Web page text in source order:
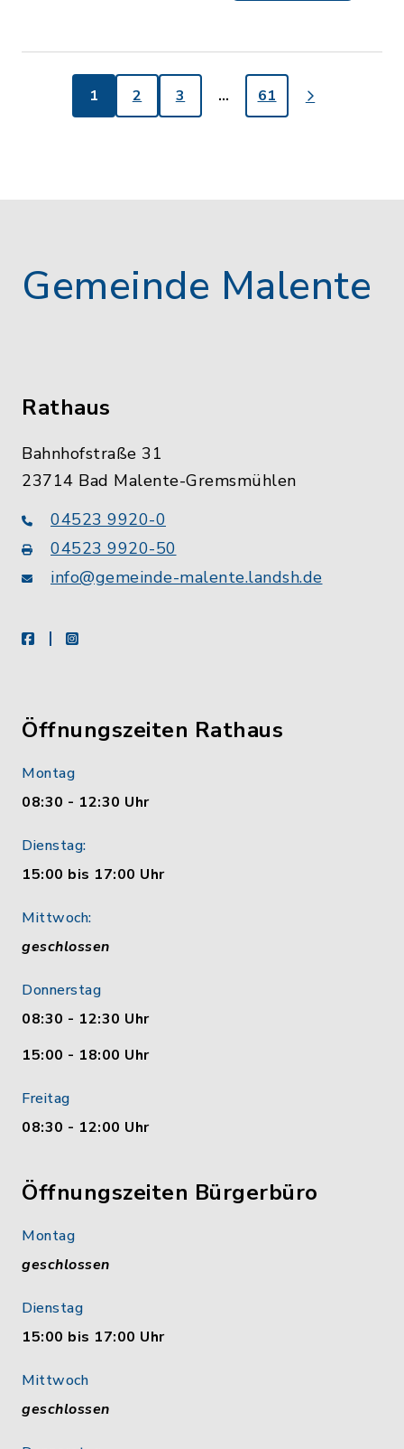
1 2 3 … 61
Gemeinde Malente
Rathaus
Bahnhofstraße 31
23714 Bad Malente-Gremsmühlen
04523 9920-0
04523 9920-50
info@gemeinde-malente.landsh.de
facebookinstagram
Öffnungszeiten Rathaus
Montag
08:30 - 12:30 Uhr
Dienstag:
15:00 bis 17:00 Uhr
Mittwoch:
geschlossen
Donnerstag
08:30 - 12:30 Uhr
15:00 - 18:00 Uhr
Freitag
08:30 - 12:00 Uhr
Öffnungszeiten Bürgerbüro
Montag
geschlossen
Dienstag
15:00 bis 17:00 Uhr
Mittwoch
geschlossen